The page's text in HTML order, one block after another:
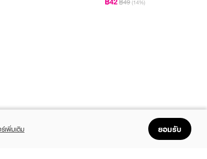
฿49 (14%)
เพิ่มเติม ยอมรับ